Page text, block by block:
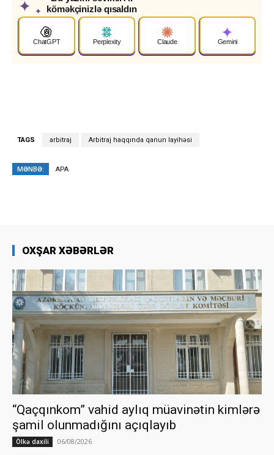
✦ ✦
köməkçinizlə qısaldın
ChatGPT Perplexity Claude Gemini
TAGS arbitraj Arbitraj haqqında qanun layihəsi
MƏNBƏ: APA
OXŞAR XƏBƏRLƏR
“Qaçqınkom” vahid aylıq müavinətin kimlərə
şamil olunmadığını açıqlayıb
Ölkə daxili 06/08/2026